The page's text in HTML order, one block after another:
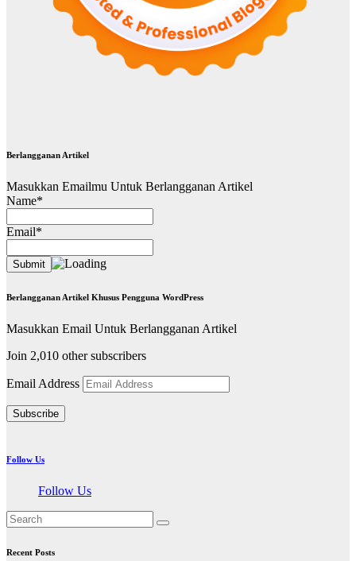
Berlangganan Artikel
Masukkan Emailmu Untuk Berlangganan Artikel
Name*
Email*
Berlangganan Artikel Khusus Pengguna WordPress
Masukkan Email Untuk Berlangganan Artikel
Join 2,010 other subscribers
Email Address
Subscribe
Follow Us
Follow Us
Recent Posts